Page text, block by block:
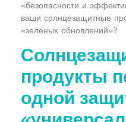
«безопасности и
ваши солнцезащитные
«зеленых обновлений»?
продукты
одной